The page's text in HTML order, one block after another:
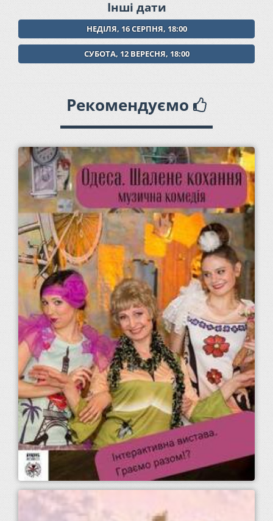
Інші дати
НЕДІЛЯ, 16 СЕРПНЯ, 18:00
СУБОТА, 12 ВЕРЕСНЯ, 18:00
Рекомендуємо